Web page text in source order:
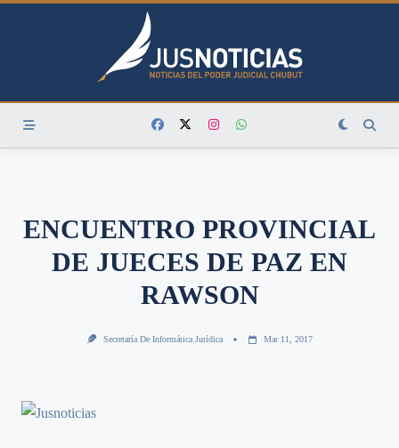
ENCUENTRO PROVINCIAL
DE JUECES DE PAZ EN
RAWSON
Secretaría De Informática Jurídica Mar 11, 2017